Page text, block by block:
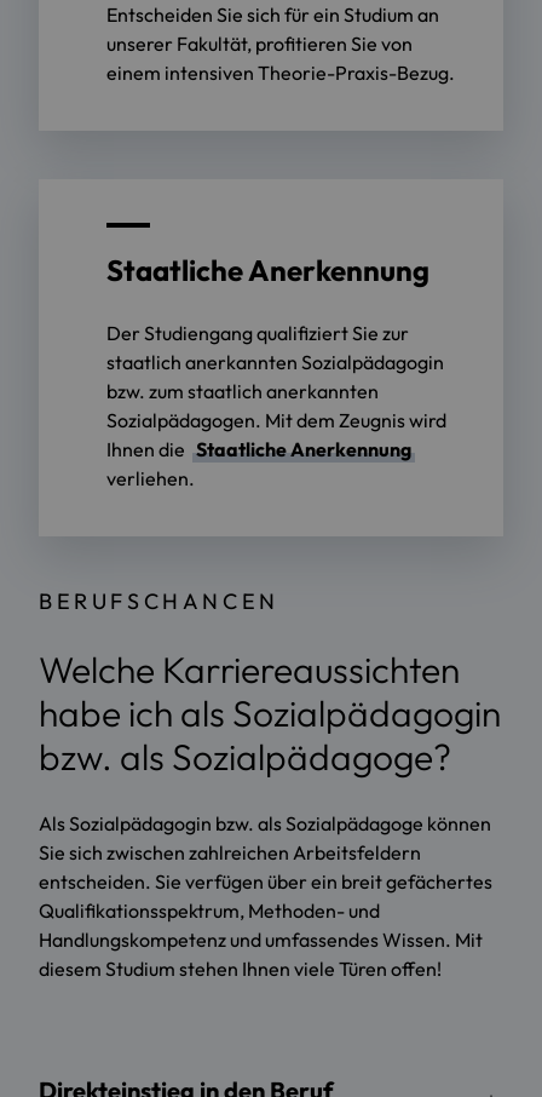
Entscheiden Sie sich für ein Studium an
unserer Fakultät, profitieren Sie von
einem intensiven Theorie-Praxis-Bezug.
Staatliche Anerkennung
Der Studiengang qualifiziert Sie zur
staatlich anerkannten Sozialpädagogin
bzw. zum staatlich anerkannten
Sozialpädagogen. Mit dem Zeugnis wird
Ihnen die Staatliche Anerkennung
verliehen.
BERUFSCHANCEN
Welche Karriereaussichten
habe ich als Sozialpädagogin
bzw. als Sozialpädagoge?
Als Sozialpädagogin bzw. als Sozialpädagoge können
Sie sich zwischen zahlreichen Arbeitsfeldern
entscheiden. Sie verfügen über ein breit gefächertes
Qualifikationsspektrum, Methoden- und
Handlungskompetenz und umfassendes Wissen. Mit
diesem Studium stehen Ihnen viele Türen offen!
Direkteinstieg in den Beruf